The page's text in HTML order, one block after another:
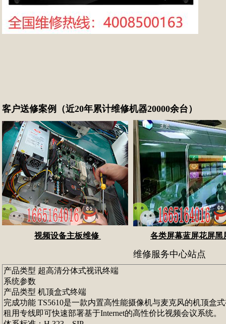
客户送修案例（近20年累计维修机器20000余台）
视频设备主板维修 各类屏幕蓝屏花屏黑
维修服务中心站点
产品类型 超高清分体式视讯终端
系统参数
产品类型 机顶盒式终端
完成功能 TS5610是一款内置高性能摄像机与麦克风的机顶盒
租用专线即可快速部署基于Internet的高性价比视频会议系统。